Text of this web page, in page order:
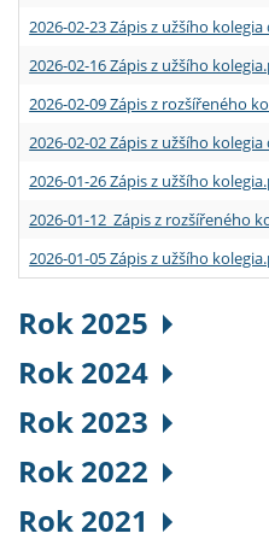
2026-02-23 Zápis z užšího
2026-02-16 Zápis z užšího
2026-02-09 Zápis z rozšířeného
2026-02-02 Zápis z užšího
2026-01-26 Zápis z užšího
2026-01-12 Zápis z rozšířeného
2026-01-05 Zápis z užšího
Rok 2025
Rok 2024
Rok 2023
Rok 2022
Rok 2021